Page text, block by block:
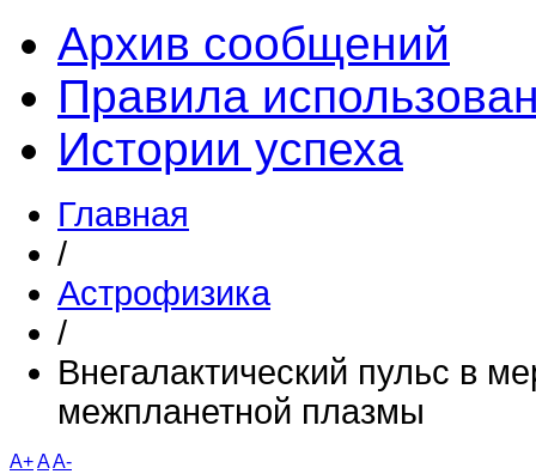
Архив сообщений
Правила
Истории успеха
Главная
/
Астрофизика
/
Внегалактический пульс в
межпланетной плазмы
A+AA-